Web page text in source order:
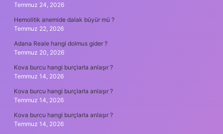
Temmuz 24, 2026
Hemolitik anemide dalak büyür mü ?
Temmuz 22, 2026
Adana Reale hangi dolmus gider ?
Temmuz 20, 2026
Kova burcu hangi burçlarla anlaşır ?
Temmuz 14, 2026
Kova burcu hangi burçlarla anlaşır ?
Temmuz 14, 2026
Kova burcu hangi burçlarla anlaşır ?
Temmuz 14, 2026